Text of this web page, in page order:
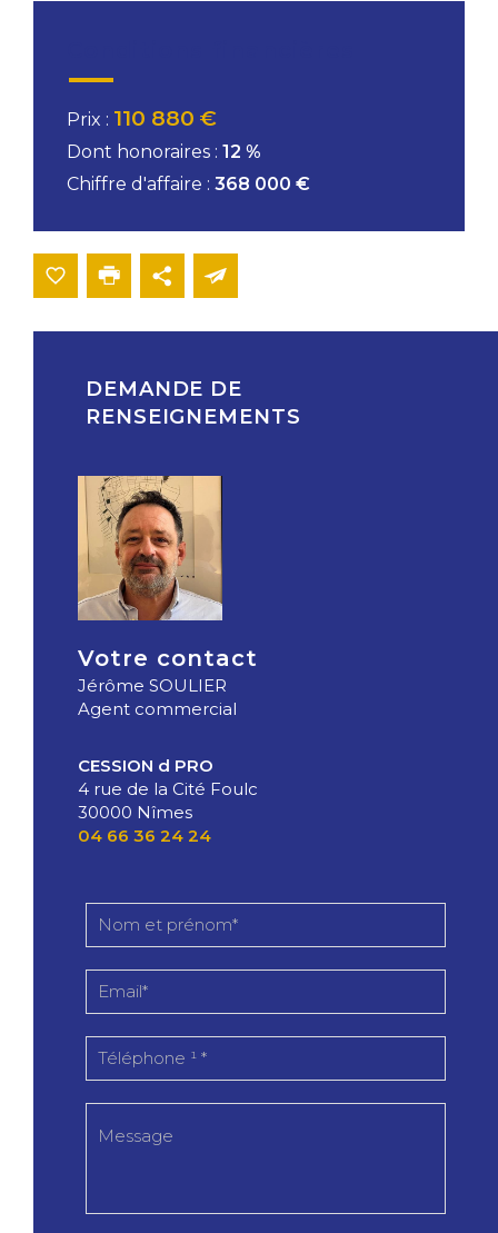
Prix : 110 880 €
Dont honoraires : 12 %
Chiffre d'affaire : 368 000 €
DEMANDE DE
RENSEIGNEMENTS
Votre contact
Jérôme SOULIER
Agent commercial
CESSION d PRO
4 rue de la Cité Foulc
30000 Nîmes
04 66 36 24 24